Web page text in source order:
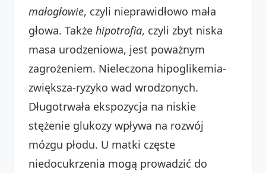
małogłowie, czyli nieprawidłowo mała
głowa. Także hipotrofia, czyli zbyt niska
masa urodzeniowa, jest poważnym
zagrożeniem. Nieleczona hipoglikemia-
zwiększa-ryzyko wad wrodzonych.
Długotrwała ekspozycja na niskie
stężenie glukozy wpływa na rozwój
mózgu płodu. U matki częste
niedocukrzenia mogą prowadzić do